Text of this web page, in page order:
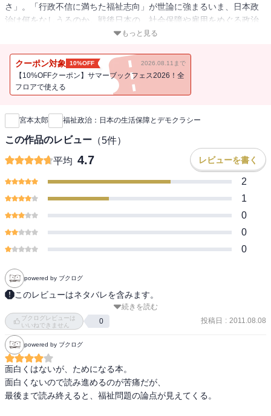
さ」。「行政不信に満ちた福祉志向」が世論に強まるいま、日本政
治は何をなしうるのか。戦後日本の、社会保障や雇用をめぐる政治
すなわち福祉政治の展開を分析し、新たな視点から打開の道を探
もっと見る
クーポン対象 10%OFF 2026.08.11まで
【10%OFFクーポン】サマーブックフェス2026！全
フロアで使える
新刊通知
宮本太郎 福祉政治：日本の生活保障とデモクラシー
この作品のレビュー （5件）
平均 4.7 レビューを書く
2
1
0
0
0
powered by ブクログ
このレビューはネタバレを含みます。
１スウェーデンの雇用レジーム→同一内容同一賃金→生産性低から
高への労働力移動に貢献
日本→生産性に応じて賃金→生産性低には社会保障because生産性低
い農業、中小企業は自民の票田だったから
つまらなくてⅠ章で断念ｗ
続きを読む
ブクログレビューは
いいねできません
0 投稿日 : 2011.08.08
powered by ブクログ
面白くはないが、ためになる本。
面白くないので読み進めるのが苦痛だが、
最後まで読み終えると、福祉問題の論点が見えてくる。